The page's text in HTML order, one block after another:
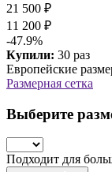
21 500 ₽
11 200 ₽
-47.9%
Купили: 30 раз
Европейские
Размерная сетка
Выберите
Подходит для